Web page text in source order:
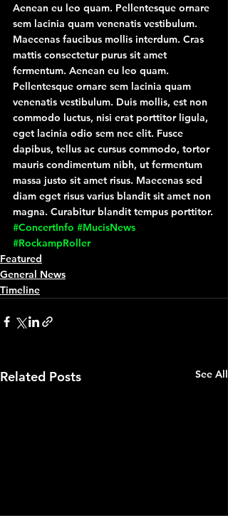
Aenean eu leo quam. Pellentesque ornare
sem lacinia quam venenatis vestibulum.
Maecenas faucibus mollis interdum. Cras
mattis consectetur purus sit amet
fermentum. Aenean eu leo quam.
Pellentesque ornare sem lacinia quam
venenatis vestibulum. Duis mollis, est non
commodo luctus, nisi erat porttitor ligula,
eget lacinia odio sem nec elit. Fusce
dapibus, tellus ac cursus commodo, tortor
mauris condimentum nibh, ut fermentum
massa justo sit amet risus. Maecenas sed
diam eget risus varius blandit sit amet non
magna. Curabitur blandit tempus porttitor.
#ConcertInfo #MucisNews
#RockampRoller
Featured
General News
Timeline
Related Posts See All